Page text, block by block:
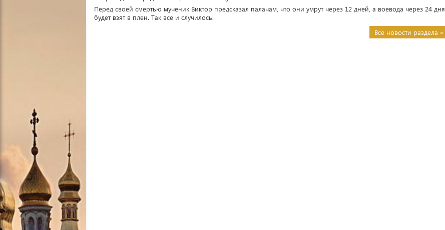
Перед своей смертью мученик Виктор предсказал палачам, что они умрут через 12 дней, а воевода через 24 дня
будет взят в плен. Так все и случилось.
Все новости раздела »